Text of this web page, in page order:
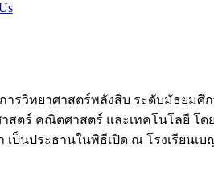
ารวิทยาศาสตร์พลังสิบ ระดับมัธยมศึ
ตร์ คณิตศาสตร์ และเทคโนโลยี โด
ป็นประธานในพิธีเปิด ณ โรงเรียนเ